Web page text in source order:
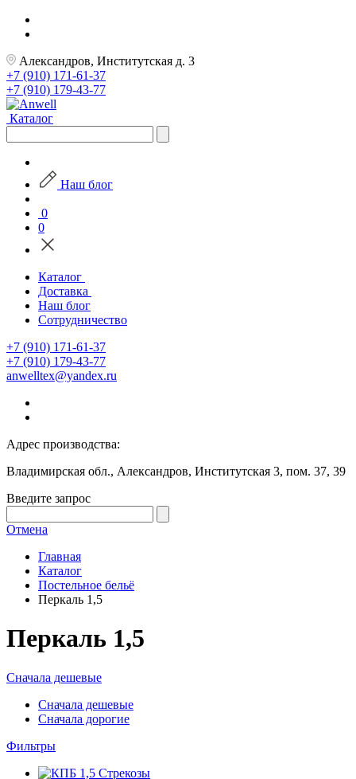
Александров, Институтская д. 3
+7 (910) 171-61-37
+7 (910) 179-43-77
Каталог
Наш блог
0
0
Каталог
Доставка
Наш блог
Сотрудничество
+7 (910) 171-61-37
+7 (910) 179-43-77
anwelltex@yandex.ru
Адрес производства:
Владимирская обл., Александров, Институтская 3, пом. 37, 39
Введите запрос
Отмена
Главная
Каталог
Постельное бельё
Перкаль 1,5
Перкаль 1,5
Сначала дешевые
Сначала дешевые
Сначала дорогие
Фильтры